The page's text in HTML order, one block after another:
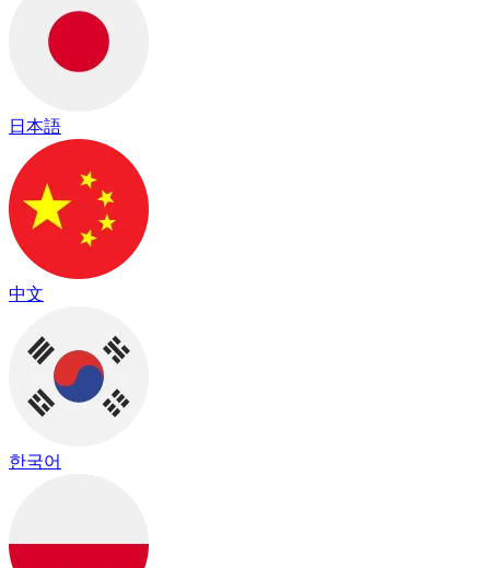
日本語
中文
한국어